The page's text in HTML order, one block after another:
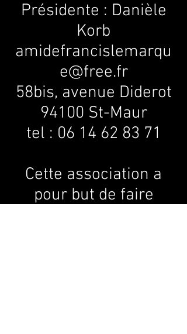
Présidente : Danièle
Korb
amidefrancislemarqu
e@free.fr
58bis, avenue Diderot
94100 St-Maur
tel : 06 14 62 83 71
Cette association a
pour but de faire